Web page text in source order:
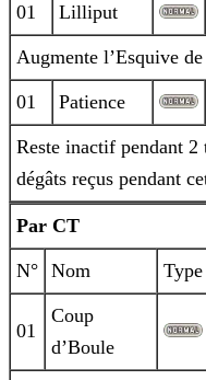
01 Lilliput
Augmente l’Esquive
01 Patience
Reste inactif pendant
dégâts reçus pendant
Par CT
N° Nom Type
01
Coup
d’Boule